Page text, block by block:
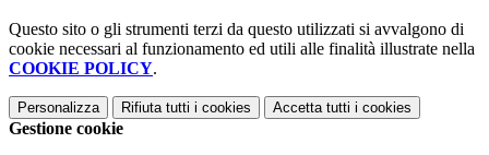
Questo sito o gli strumenti terzi da questo utilizzati si avvalgono di
cookie necessari al funzionamento ed utili alle finalità illustrate nella
COOKIE POLICY.
Personalizza Rifiuta tutti i cookies Accetta tutti i cookies
Gestione cookie